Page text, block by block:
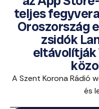
teljes
Oroszország
zsidók
eltávolítják
A Szent Korona Rádió
és